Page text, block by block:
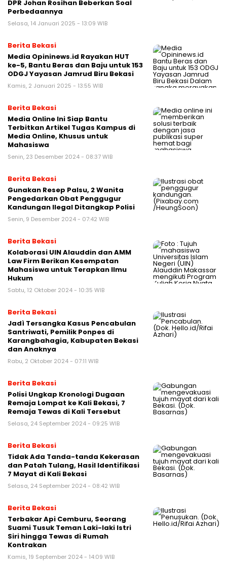
DPR Johan Rosihan Beberkan Soal
Perbedaannya
Selasa, 14 Januari 2025 - 13:09 WIB
Berita Bekasi
Media Opininews.id Rayakan HUT
ke-5, Bantu Beras dan Baju untuk 153
ODGJ Yayasan Jamrud Biru Bekasi
Kamis, 2 Januari 2025 - 13:55 WIB
Berita Bekasi
Media Online Ini Siap Bantu
Terbitkan Artikel Tugas Kampus di
Media Online, Khusus untuk
Mahasiswa
Senin, 23 Desember 2024 - 08:37 WIB
Berita Bekasi
Gunakan Resep Palsu, 2 Wanita
Pengedarkan Obat Penggugur
Kandungan Ilegal Ditangkap Polisi
Senin, 9 Desember 2024 - 07:42 WIB
Berita Bekasi
Kolaborasi UIN Alauddin dan AMM
Law Firm Berikan Kesempatan
Mahasiswa untuk Terapkan Ilmu
Hukum
Sabtu, 12 Oktober 2024 - 10:35 WIB
Berita Bekasi
Jadì Tersangka Kasus Pencabulan
Santriwati, Pemilik Ponpes di
Karangbahagia, Kabupaten Bekasi
dan Anaknya
Rabu, 2 Oktober 2024 - 07:11 WIB
Berita Bekasi
Polisi Ungkap Kronologi Dugaan
Remaja Lompat ke Kali Bekasi, 7
Remaja Tewas di Kali Tersebut
Selasa, 24 September 2024 - 09:25 WIB
Berita Bekasi
Tidak Ada Tanda-tanda Kekerasan
dan Patah Tulang, Hasil Identifikasi
7 Mayat di Kali Bekasi
Selasa, 24 September 2024 - 08:42 WIB
Berita Bekasi
Terbakar Api Cemburu, Seorang
Suami Tusuk Teman Laki-laki Istri
Siri hingga Tewas di Rumah
Kontrakan
Kamis, 19 September 2024 - 14:09 WIB